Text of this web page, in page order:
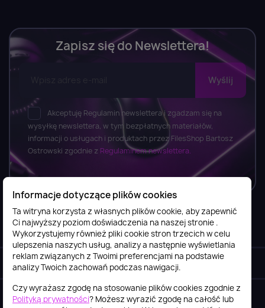
Zapisz się do Newslettera!
Akceptuję Regulamin newslettera i zgadzam się na
wysyłkę newslettera, w tym bezpłatnych materiałów,
informacji o usługach i produktach przez FilesShop Bartosz
Ostrowski zgodnie z Regulaminem newslettera.
Informacje
Obsługa klienta
Szybki kontakt keyboard_arrow_down
Informacje dotyczące plików cookies
Ta witryna korzysta z własnych plików cookie, aby zapewnić
Ci najwyższy poziom doświadczenia na naszej stronie .
Wykorzystujemy również pliki cookie stron trzecich w celu
ulepszenia naszych usług, analizy a następnie wyświetlania
reklam związanych z Twoimi preferencjami na podstawie
analizy Twoich zachowań podczas nawigacji.
Czy wyrażasz zgodę na stosowanie plików cookies zgodnie z
Polityką prywatności? Możesz wyrazić zgodę na całość lub